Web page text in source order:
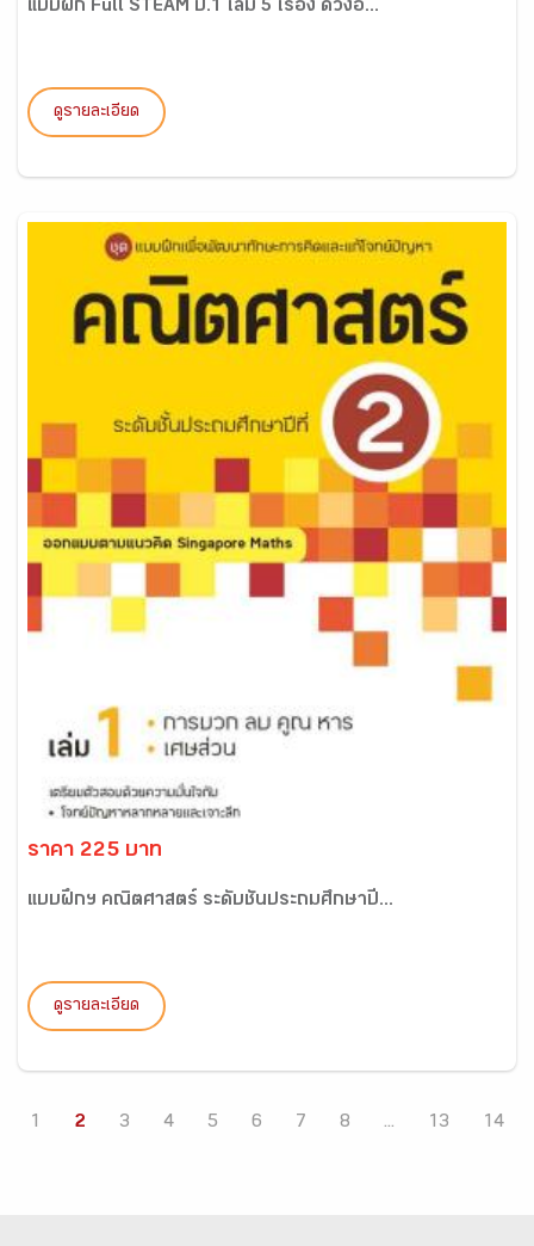
แบบฝึก Full STEAM ป.1 เล่ม 5 เรื่อง ดวงอ...
ดูรายละเอียด
ราคา 225 บาท
แบบฝึกฯ คณิตศาสตร์ ระดับชั้นประถมศึกษาปี...
ดูรายละเอียด
1 2 3 4 5 6 7 8 ... 13 14